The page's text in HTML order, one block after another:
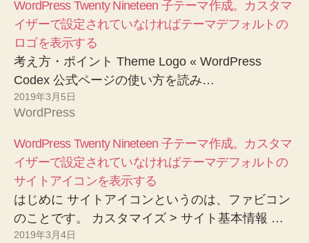
WordPress Twenty Nineteen 子テーマ作成。カスタマ
イザーで設定されていなければテーマデフォルトの
ロゴを表示する
考え方・ポイント Theme Logo « WordPress
Codex 公式ページの使い方を読み…
2019年3月5日
WordPress
WordPress Twenty Nineteen 子テーマ作成。カスタマ
イザーで設定されていなければテーマデフォルトの
サイトアイコンを表示する
はじめに サイトアイコンというのは、ファビコン
のことです。 カスタマイズ > サイト基本情報 …
2019年3月4日